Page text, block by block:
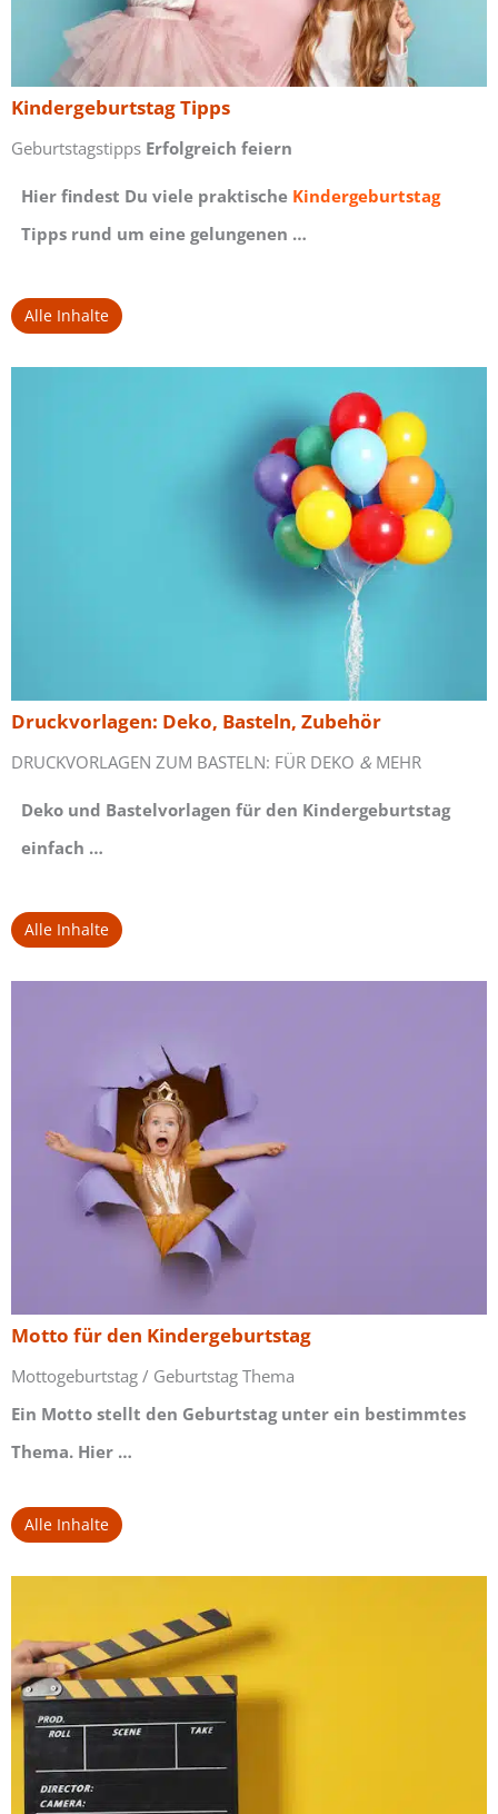
Kindergeburtstag Tipps
Geburtstagstipps Erfolgreich feiern
Hier findest Du viele praktische Kindergeburtstag
Tipps rund um eine gelungenen …
Alle Inhalte
Druckvorlagen: Deko, Basteln, Zubehör
DRUCKVORLAGEN ZUM BASTELN: FÜR DEKO & MEHR
Deko und Bastelvorlagen für den Kindergeburtstag
einfach …
Alle Inhalte
Motto für den Kindergeburtstag
Mottogeburtstag / Geburtstag Thema
Ein Motto stellt den Geburtstag unter ein bestimmtes
Thema. Hier …
Alle Inhalte